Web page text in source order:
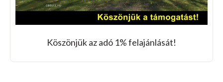
Köszönjük az adó 1% felajánlását!